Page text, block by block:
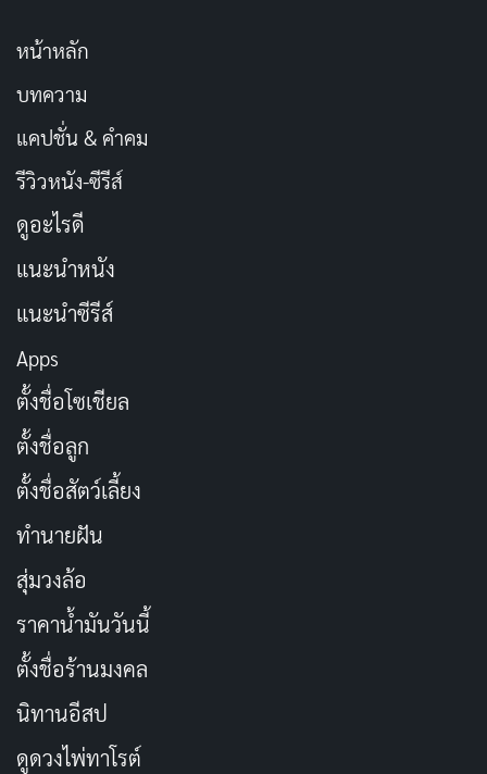
หน้าหลัก
บทความ
แคปชั่น & คำคม
รีวิวหนัง-ซีรีส์
ดูอะไรดี
แนะนำหนัง
แนะนำซีรีส์
Apps
ตั้งชื่อโซเชียล
ตั้งชื่อลูก
ตั้งชื่อสัตว์เลี้ยง
ทำนายฝัน
สุ่มวงล้อ
ราคาน้ำมันวันนี้
ตั้งชื่อร้านมงคล
นิทานอีสป
ดูดวงไพ่ทาโรต์